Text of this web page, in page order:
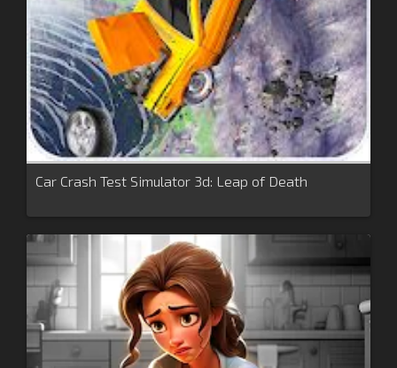
Car Crash Test Simulator 3d: Leap of Death